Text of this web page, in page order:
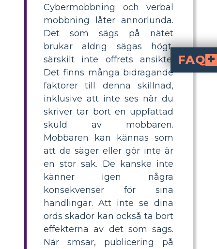
Cybermobbning och verbal
mobbning låter annorlunda.
Det som sägs på nätet
brukar aldrig sägas högt,
särskilt inte offrets ansikte.
Det finns många bidragande
faktorer till denna skillnad,
inklusive att inte ses när du
skriver tar bort en uppfattad
skuld av mobbaren.
Mobbaren kan kännas som
att de säger eller gör inte är
en stor sak. De kanske inte
känner igen några
konsekvenser för sina
handlingar. Att inte se dina
ords skador kan också ta bort
effekterna av det som sägs.
När smsar, publicering på
FAQ